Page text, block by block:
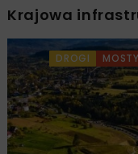
Krajowa
DROGI MOSTY